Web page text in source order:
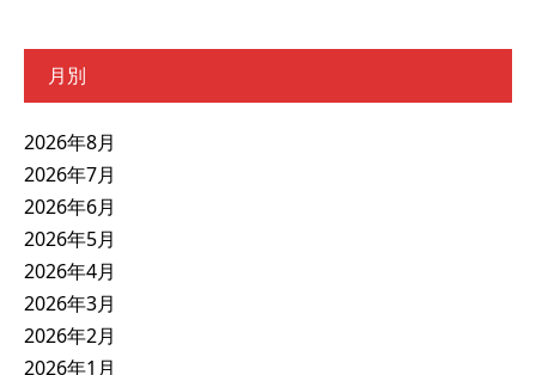
月別
2026年8月
2026年7月
2026年6月
2026年5月
2026年4月
2026年3月
2026年2月
2026年1月